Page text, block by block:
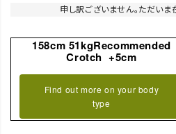
申し訳ございません。ただいま
158cm 51kgRecommended
Crotch +5cm
Find out more on your body
type